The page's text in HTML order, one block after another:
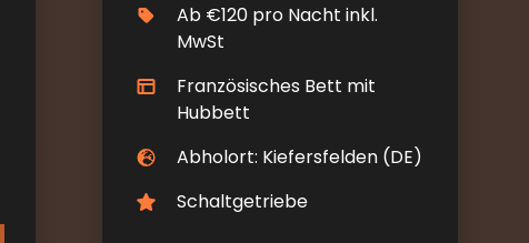
Ab €120 pro Nacht inkl.
MwSt
Französisches Bett mit
Hubbett
Abholort: Kiefersfelden (DE)
Schaltgetriebe